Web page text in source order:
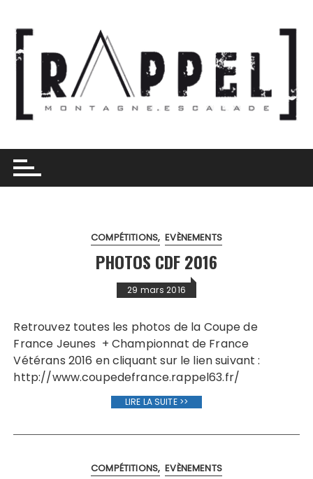
content
COMPÉTITIONS EVÈNEMENTS
PHOTOS CDF 2016
29 mars 2016
Retrouvez toutes les photos de la Coupe de
France Jeunes + Championnat de France
Vétérans 2016 en cliquant sur le lien suivant :
http://www.coupedefrance.rappel63.fr/
LIRE LA SUITE >>
COMPÉTITIONS EVÈNEMENTS